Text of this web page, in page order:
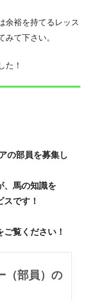
余裕を持てるレッス
みて下さい。
た！
の部員を募集し
、馬の知識を
です！
覧ください！
（部員）の